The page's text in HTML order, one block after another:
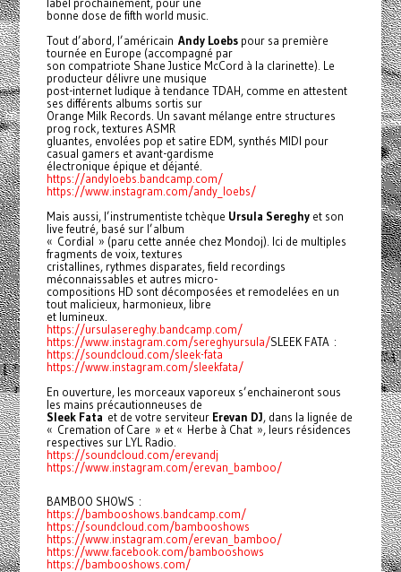
bonne dose de fifth world music.
Tout d’abord, l’américain Andy Loebspour sa première
tournée en Europe (accompagné par
son compatriote Shane Justice McCord à la clarinette). Le
producteur délivre une musique
post-internet ludique à tendance TDAH, comme en attestent
ses différents albums sortis sur
Orange Milk Records. Un savant mélange entre structures
prog rock, textures ASMR
gluantes, envolées pop et satire EDM, synthés MIDI pour
casual gamers et avant-gardisme
électronique épique et déjanté.
https://andyloebs.bandcamp.com/
https://www.instagram.com/andy_loebs/
Mais aussi, l’instrumentiste tchèque Ursula Sereghyet son
live feutré, basé sur l’album
« Cordial » (paru cette année chez Mondoj). Ici de multiples
fragments de voix, textures
cristallines, rythmes disparates, field recordings
méconnaissables et autres micro-
compositions HD sont décomposées et remodelées en un
tout malicieux, harmonieux, libre
et lumineux.
https://ursulasereghy.bandcamp.com/
https://www.instagram.com/sereghyursula/SLEEK FATA :
https://soundcloud.com/sleek-fata
https://www.instagram.com/sleekfata/
En ouverture, les morceaux vaporeux s’enchaineront sous
les mains précautionneuses de
Sleek Fata et de votre serviteur Erevan DJ, dans la lignée de
« Cremation of Care » et « Herbe à Chat », leurs résidences
respectives sur LYL Radio.
https://soundcloud.com/erevandj
https://www.instagram.com/erevan_bamboo/
BAMBOO SHOWS :
https://bambooshows.bandcamp.com/
https://soundcloud.com/bambooshows
https://www.instagram.com/erevan_bamboo/
https://www.facebook.com/bambooshows
https://bambooshows.com/